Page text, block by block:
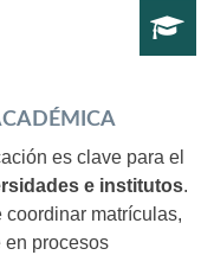
es clave para el
e institutos.
coordinar matrículas,
en procesos